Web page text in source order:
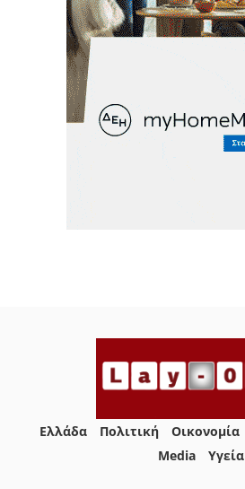
Ελλάδα Πολιτική Οικονομία
Media
Yγεία